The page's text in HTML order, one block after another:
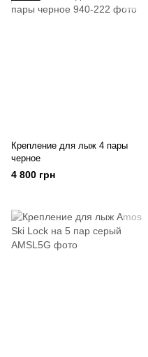
Крепление для лыж 4 пары
черное
4 800 грн